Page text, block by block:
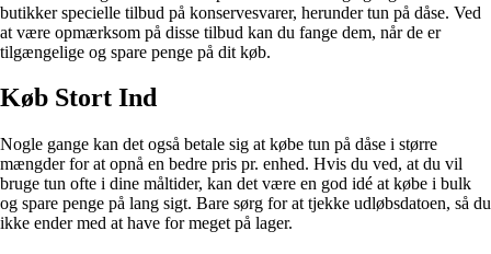
butikker specielle tilbud på konservesvarer, herunder tun på dåse. Ved
at være opmærksom på disse tilbud kan du fange dem, når de er
tilgængelige og spare penge på dit køb.
Køb Stort Ind
Nogle gange kan det også betale sig at købe tun på dåse i større
mængder for at opnå en bedre pris pr. enhed. Hvis du ved, at du vil
bruge tun ofte i dine måltider, kan det være en god idé at købe i bulk
og spare penge på lang sigt. Bare sørg for at tjekke udløbsdatoen, så du
ikke ender med at have for meget på lager.